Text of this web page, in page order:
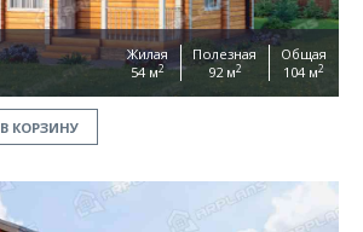
Жилая
54 м2
Полезная
92 м2
Общая
104 м2
В КОРЗИНУ